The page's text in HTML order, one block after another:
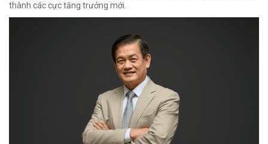
thành các cực tăng trưởng mới.